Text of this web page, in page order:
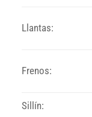
Llantas:
Frenos:
Sillín: